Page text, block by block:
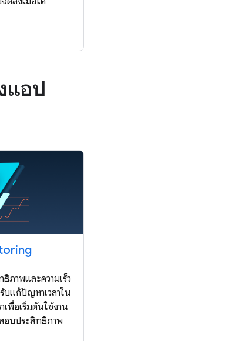
แอป
ภาพและความเร็ว
บแก้ปัญหาเวลาใน
เพื่อเริ่มต้นใช้งาน
อบประสิทธิภาพ